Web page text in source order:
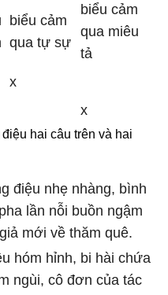
biểu cảm
qua tự sự
biểu cảm
qua miêu
tả
x
x
hai câu trên và hai
điệu nhẹ nhàng, bình
lần nỗi buồn ngậm
mới về thăm quê.
hóm hỉnh, bi hài chứa
ngùi, cô đơn của tác